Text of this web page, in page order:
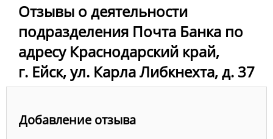
Отзывы о деятельности
подразделения Почта Банка по
адресу Краснодарский край,
г. Ейск, ул. Карла Либкнехта, д. 37
Добавление отзыва